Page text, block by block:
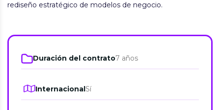
rediseño estratégico de modelos de negocio.
Duración del contrato7 años
Internacional Sí